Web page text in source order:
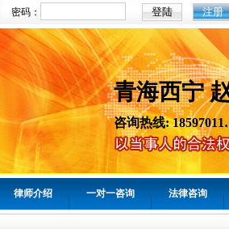
密码： 注册
青海西宁
咨询热线:
律师介绍 一对一咨询 法律咨询